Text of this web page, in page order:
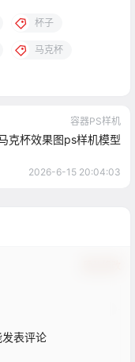
杯子
马克杯
容器PS样机
克杯效果图ps样机模型
2026-6-15 20:04:03
表评论